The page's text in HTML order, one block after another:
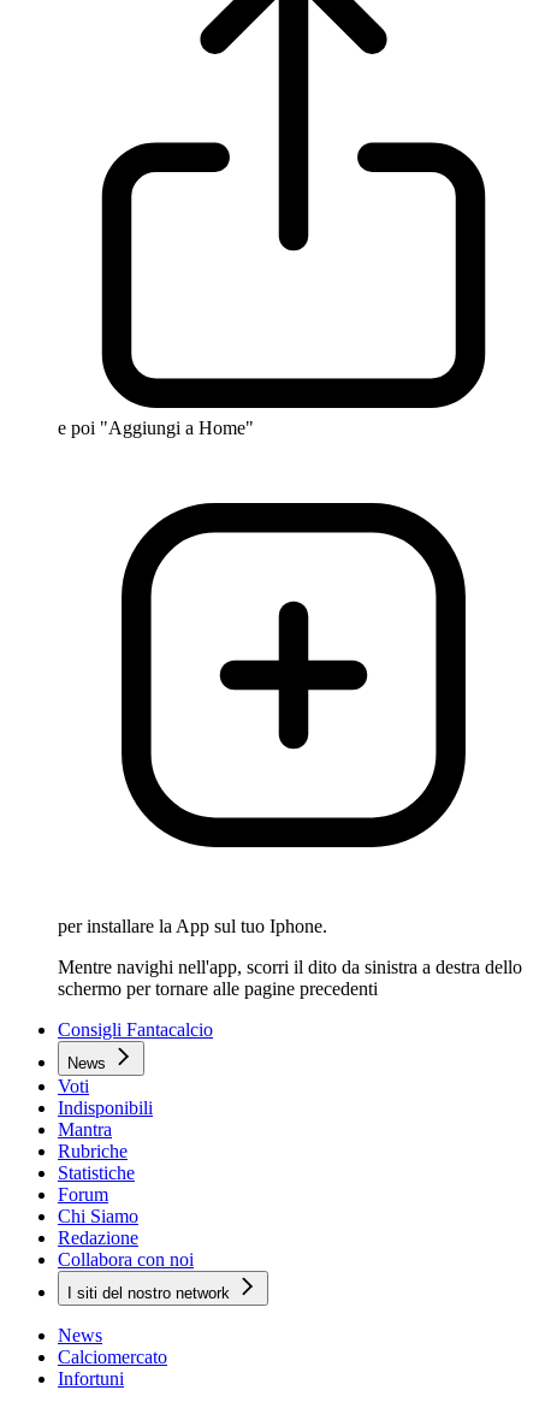
e poi "Aggiungi a Home"
per installare la App sul tuo Iphone.
Mentre navighi nell'app, scorri il dito da sinistra a destra dello
schermo per tornare alle pagine precedenti
Consigli Fantacalcio
News
Voti
Indisponibili
Mantra
Rubriche
Statistiche
Forum
Chi Siamo
Redazione
Collabora con noi
I siti del nostro network
News
Calciomercato
Infortuni